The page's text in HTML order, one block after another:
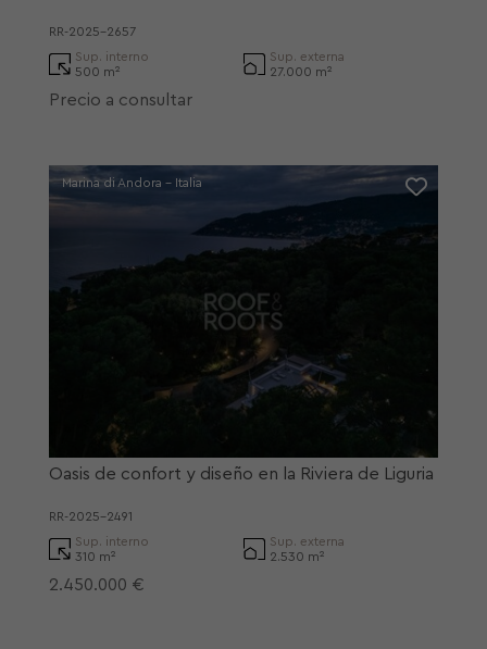
RR-2025-2657
Sup. interno
500 m²
Sup. externa
27.000 m²
Precio a consultar
Marina di Andora - Italia
Oasis de confort y diseño en la Riviera de Liguria
RR-2025-2491
Sup. interno
310 m²
Sup. externa
2.530 m²
2.450.000 €